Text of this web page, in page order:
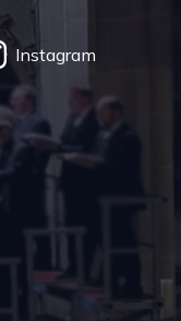
Instagram